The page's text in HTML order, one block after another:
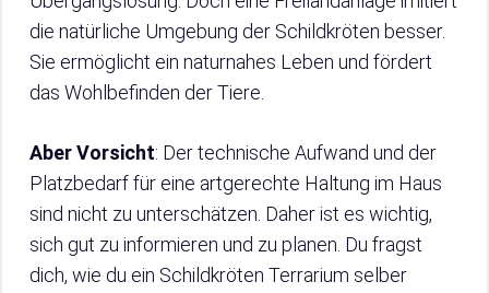
die natürliche Umgebung der Schildkröten besser.
Sie ermöglicht ein naturnahes Leben und fördert
das Wohlbefinden der Tiere.
Aber Vorsicht: Der technische Aufwand und der
Platzbedarf für eine artgerechte Haltung im Haus
sind nicht zu unterschätzen. Daher ist es wichtig,
sich gut zu informieren und zu planen. Du fragst
dich, wie du ein Schildkröten Terrarium selber